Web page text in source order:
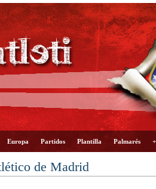
Europa Partidos Plantilla Palmarés
de Madrid